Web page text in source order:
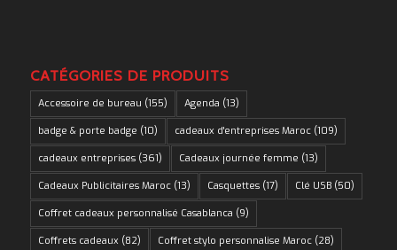
CATÉGORIES DE PRODUITS
Accessoire de bureau (155) Agenda (13)
badge & porte badge (10) cadeaux d'entreprises Maroc(109)
cadeaux entreprises(361) Cadeaux journée femme (13)
Cadeaux Publicitaires Maroc(13) Casquettes(17) Clé USB(50)
Coffret cadeaux personnalisé Casablanca (9)
Coffrets cadeaux (82) Coffret stylo personnalise Maroc(28)